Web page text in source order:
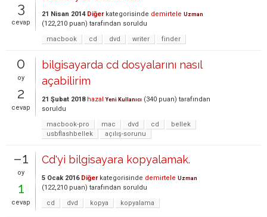
3
cevap
21 Nisan 2014 Diğerkategorisinde demirtele Uzman
(122,210 puan) tarafından soruldu
macbook
cd dvd writer finder
0
oy
2
cevap
bilgisayarda cd dosyalarını nasıl
açabilirim
21 Şubat 2018 hazal Yeni Kullanıcı (340 puan) tarafından
soruldu
macbook-pro
mac dvd cd
bellek
usbflashbellek
açılış-sorunu
–1
oy
1
cevap
Cd'yi bilgisayara kopyalamak.
5 Ocak 2016 Diğerkategorisinde demirtele Uzman
(122,210 puan) tarafından soruldu
cd
dvd kopya kopyalama